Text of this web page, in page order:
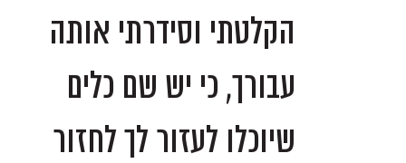
הקלטתי וסידרתי אותה
עבורך, כי יש שם כלים
שיוכלו לעזור לך לחזור